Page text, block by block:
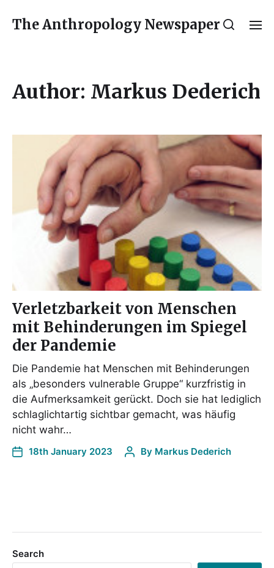
The Anthropology Newspaper
Author: Markus Dederich
Verletzbarkeit von Menschen
mit Behinderungen im Spiegel
der Pandemie
Die Pandemie hat Menschen mit Behinderungen
als „besonders vulnerable Gruppe“ kurzfristig in
die Aufmerksamkeit gerückt. Doch sie hat lediglich
schlaglichtartig sichtbar gemacht, was häufig
nicht wahr…
18th January 2023 By Markus Dederich
Search